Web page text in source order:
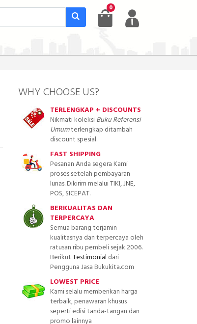
0
WHY CHOOSE US?
TERLENGKAP + DISCOUNTS
Nikmati koleksiBuku Referensi
Umumterlengkap ditambah
discount spesial.
FAST SHIPPING
Pesanan Anda segera Kami
proses setelah pembayaran
lunas. Dikirim melalui TIKI, JNE,
POS, SICEPAT.
BERKUALITAS DAN
TERPERCAYA
Semua barang terjamin
kualitasnya dan terpercaya oleh
ratusan ribu pembeli sejak 2006.
BerikutTestimonial dari
Pengguna Jasa Bukukita.com
LOWEST PRICE
Kami selalu memberikan harga
terbaik, penawaran khusus
seperti edisi tanda-tangan dan
promo lainnya